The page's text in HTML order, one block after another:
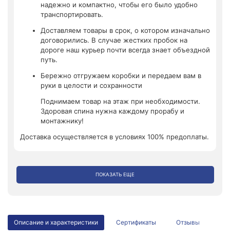
надежно и компактно, чтобы его было удобно
транспортировать.
Доставляем товары в срок, о котором изначально
договорились. В случае жестких пробок на
дороге наш курьер почти всегда знает объездной
путь.
Бережно отгружаем коробки и передаем вам в
руки в целости и сохранности
Поднимаем товар на этаж при необходимости.
Здоровая спина нужна каждому прорабу и
монтажнику!
Доставка осуществляется в условиях 100% предоплаты.
ПОКАЗАТЬ ЕЩЕ
Описание и характеристики Сертификаты Отзывы